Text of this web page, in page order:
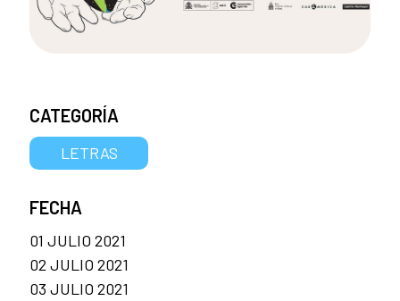
CATEGORÍA
LETRAS
FECHA
01 JULIO 2021
02 JULIO 2021
03 JULIO 2021